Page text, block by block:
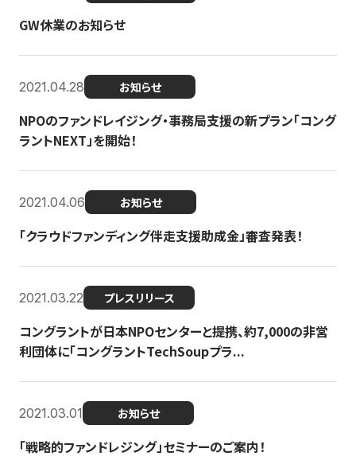
GW休業のお知らせ
2021.04.28 お知らせ
NPOのファンドレイジング・事務局支援の新プラン「コング
ラントNEXT」を開始！
2021.04.06 お知らせ
「クラウドファンディング伴走支援助成金」審査発表！
2021.03.22 プレスリリース
コングラントが日本NPOセンターと提携、約7,000の非営
利団体に「コングラントTechSoupプラ...
2021.03.01 お知らせ
「戦略的ファンドレジング」セミナーのご案内！